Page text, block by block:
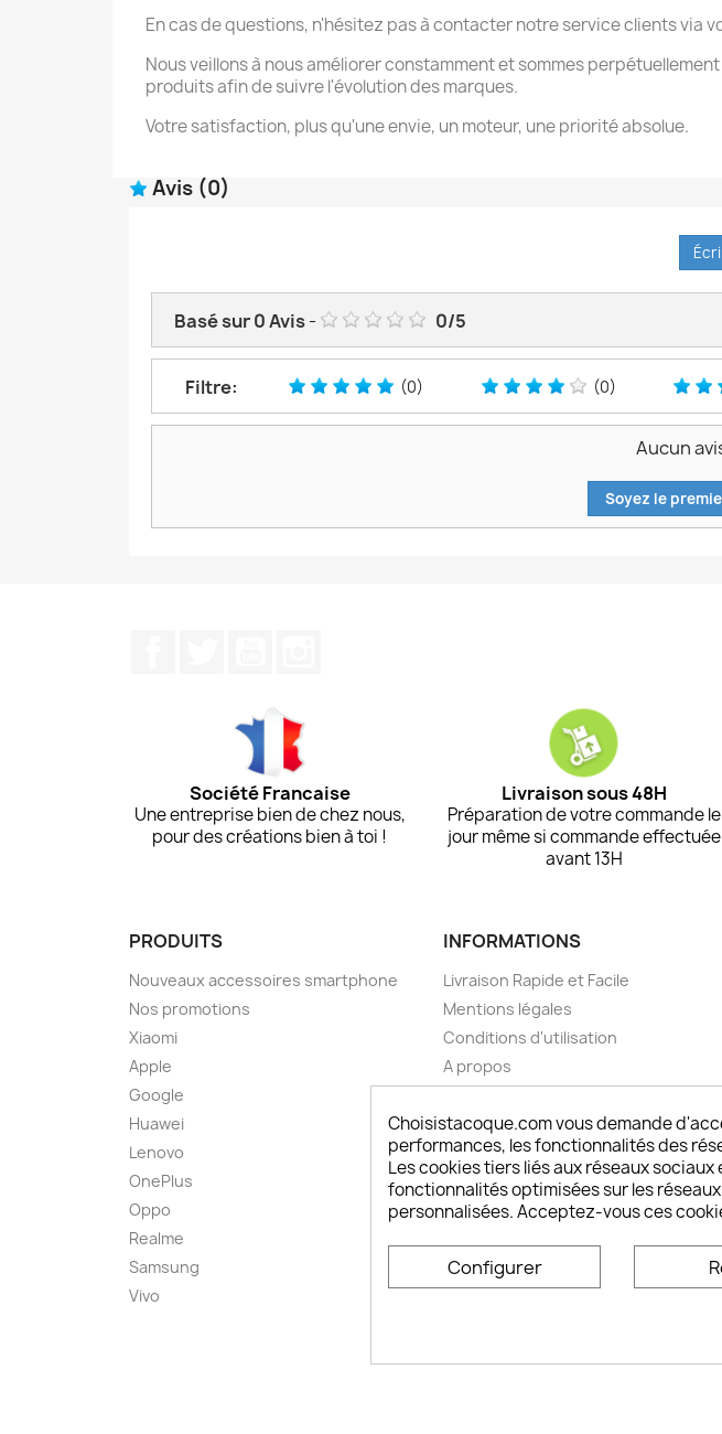
En cas de questions, n'hésitez pas à contacter notre service clients via
Nous veillons à nous améliorer constamment et sommes
produits afin de suivre l'évolution des marques.
Votre satisfaction, plus qu'une envie, un moteur, une priorité absolue.
Avis (0)
Basé sur0Avis- 0/5
Filtre: (0) (0)
Aucun
Soyez le
Société Francaise
Une entreprise bien de chez nous,
pour des créations bien à toi !
Livraison sous 48H
Préparation de votre commande le
jour même si commande effectuée
avant 13H
PRODUITS
Nouveaux accessoires smartphone
Nos promotions
Xiaomi
Apple
Google
Huawei
Lenovo
OnePlus
Oppo
Realme
Samsung
Vivo
INFORMATIONS
Livraison Rapide et Facile
Mentions légales
Conditions d'utilisation
A propos
Retours et remboursements
Livraison DOM TOM et outremer
FAQ choisistacoque
Comment personnaliser son
Contactez-nous
Plan du site
© 2026 -
Choisistacoque.com vous demande
performances, les fonctionnalités des
Les cookies tiers liés aux réseaux
fonctionnalités optimisées sur les
personnalisées. Acceptez-vous ces
Configurer